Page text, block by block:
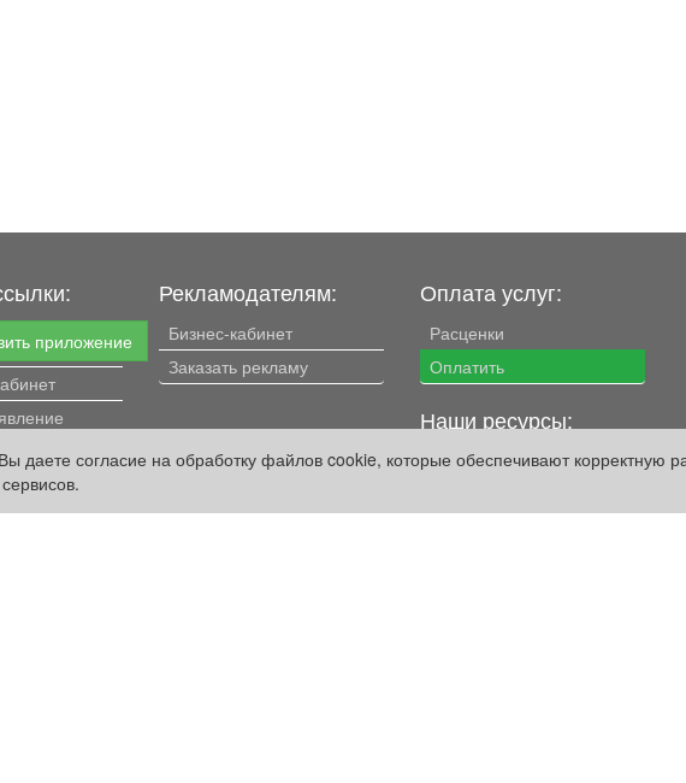
даете согласие на обработку файлов cookie, которые обеспечивают корректную
приложение
в
Рекламодателям:
Бизнес-кабинет
Заказать рекламу
Оплата услуг:
Расценки
Оплатить
Наши ресурсы:
Газета "Частник-М"